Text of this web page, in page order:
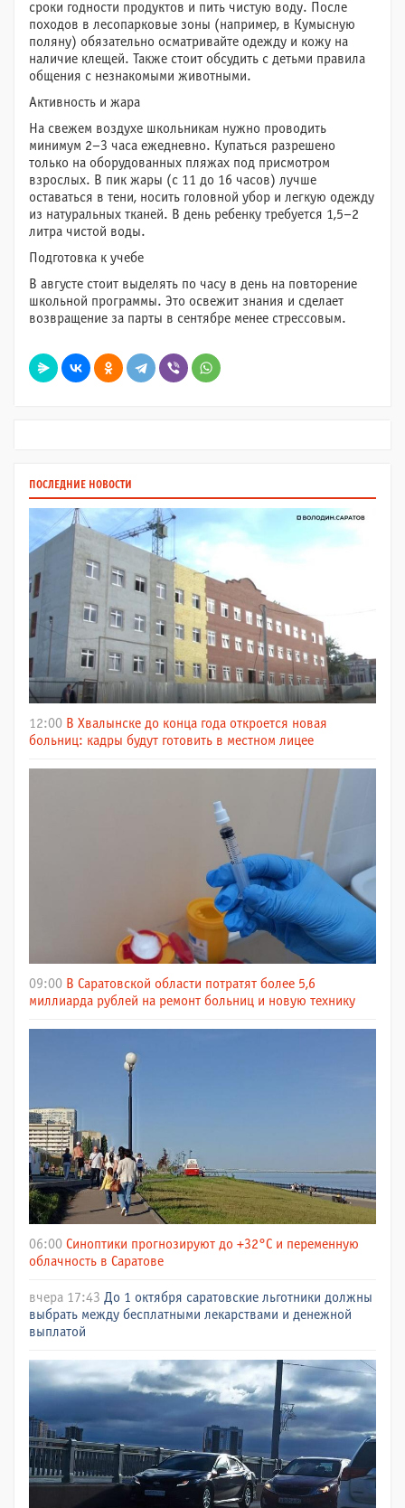
сроки годности продуктов и пить чистую воду. После
походов в лесопарковые зоны (например, в Кумысную
поляну) обязательно осматривайте одежду и кожу на
наличие клещей. Также стоит обсудить с детьми правила
общения с незнакомыми животными.
Активность и жара
На свежем воздухе школьникам нужно проводить
минимум 2–3 часа ежедневно. Купаться разрешено
только на оборудованных пляжах под присмотром
взрослых. В пик жары (с 11 до 16 часов) лучше
оставаться в тени, носить головной убор и легкую одежду
из натуральных тканей. В день ребенку требуется 1,5–2
литра чистой воды.
Подготовка к учебе
В августе стоит выделять по часу в день на повторение
школьной программы. Это освежит знания и сделает
возвращение за парты в сентябре менее стрессовым.
ПОСЛЕДНИЕ НОВОСТИ
12:00 В Хвалынске до конца года откроется новая
больниц: кадры будут готовить в местном лицее
09:00 В Саратовской области потратят более 5,6
миллиарда рублей на ремонт больниц и новую технику
06:00 Синоптики прогнозируют до +32°C и переменную
облачность в Саратове
вчера 17:43 До 1 октября саратовские льготники должны
выбрать между бесплатными лекарствами и денежной
выплатой